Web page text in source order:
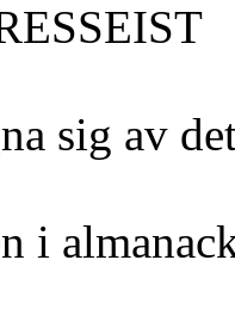
sig av
i